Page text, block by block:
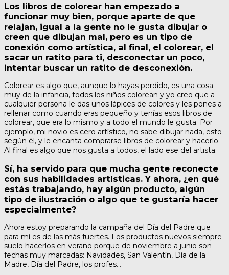
Los libros de colorear han empezado a
funcionar muy bien, porque aparte de que
relajan, igual a la gente no le gusta dibujar o
creen que dibujan mal, pero es un tipo de
conexión como artística, al final, el colorear, el
sacar un ratito para ti, desconectar un poco,
intentar buscar un ratito de desconexión.
Colorear es algo que, aunque lo hayas perdido, es una cosa
muy de la infancia, todos los niños colorean y yo creo que a
cualquier persona le das unos lápices de colores y les pones a
rellenar como cuando eras pequeño y tenías esos libros de
colorear, que era lo mismo y a todo el mundo le gusta. Por
ejemplo, mi novio es cero artístico, no sabe dibujar nada, esto
según él, y le encanta comprarse libros de colorear y hacerlo.
Al final es algo que nos gusta a todos, el lado ese del artista.
Sí, ha servido para que mucha gente reconecte
con sus habilidades artísticas. Y ahora, ¿en qué
estás trabajando, hay algún producto, algún
tipo de ilustración o algo que te gustaría hacer
especialmente?
Ahora estoy preparando la campaña del Día del Padre que
para mí es de las más fuertes. Los productos nuevos siempre
suelo hacerlos en verano porque de noviembre a junio son
fechas muy marcadas: Navidades, San Valentín, Día de la
Madre, Día del Padre, los profes…